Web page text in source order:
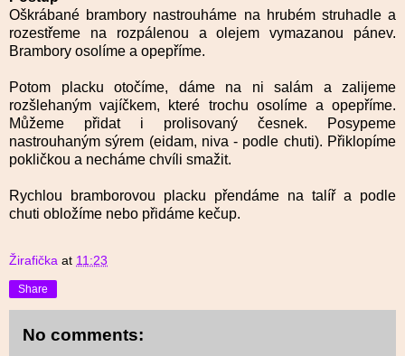
Oškrábané brambory nastrouháme na hrubém struhadle a
rozestřeme na rozpálenou a olejem vymazanou pánev.
Brambory osolíme a opepříme.
Potom placku otočíme, dáme na ni salám a zalijeme
rozšlehaným vajíčkem, které trochu osolíme a opepříme.
Můžeme přidat i prolisovaný česnek. Posypeme
nastrouhaným sýrem (eidam, niva - podle chuti). Přiklopíme
pokličkou a necháme chvíli smažit.
Rychlou bramborovou placku přendáme na talíř a podle
chuti obložíme nebo přidáme kečup.
Žirafička at 11:23
Share
No comments: